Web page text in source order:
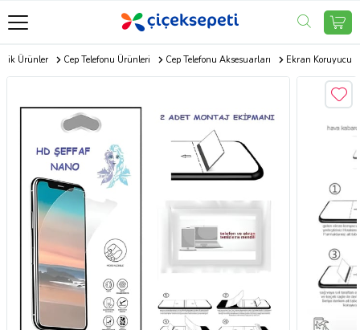
Ürünler Cep Telefonu Ürünleri Cep Telefonu Aksesuarları Ekran Koruyucu